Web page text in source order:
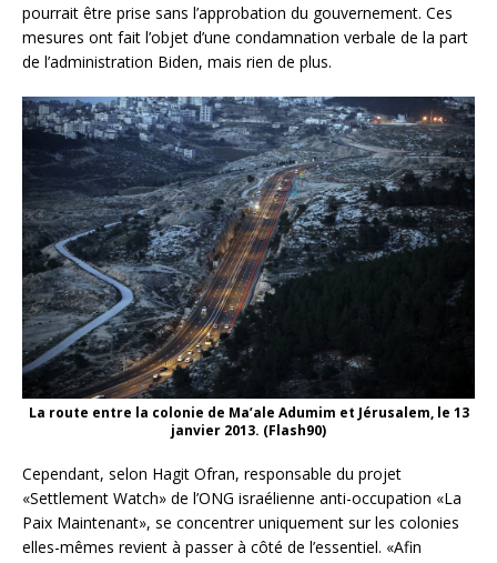
pourrait être prise sans l’approbation du gouvernement. Ces
mesures ont fait l’objet d’une condamnation verbale de la part
de l’administration Biden, mais rien de plus.
La route entre la colonie de Ma’ale Adumim et Jérusalem, le 13
janvier 2013. (Flash90)
Cependant, selon Hagit Ofran, responsable du projet
«Settlement Watch» de l’ONG israélienne anti-occupation «La
Paix Maintenant», se concentrer uniquement sur les colonies
elles-mêmes revient à passer à côté de l’essentiel. «Afin